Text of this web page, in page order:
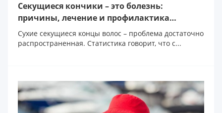
Секущиеся кончики – это болезнь:
причины, лечение и профилактика
трихоптилоза
Сухие секущиеся концы волос – проблема достаточно
распространенная. Статистика говорит, что с...